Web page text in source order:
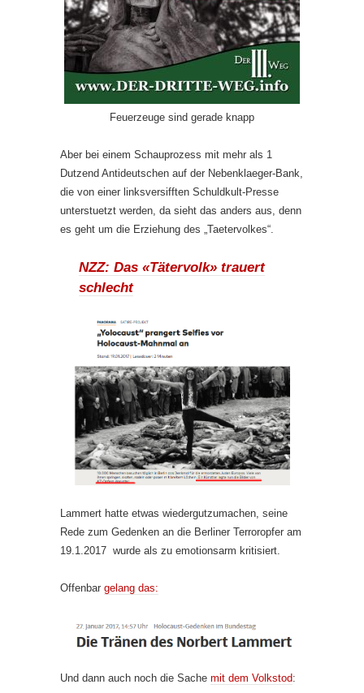
Feuerzeuge sind gerade knapp
Aber bei einem Schauprozess mit mehr als 1
Dutzend Antideutschen auf der Nebenklaeger-Bank,
die von einer linksversifften Schuldkult-Presse
unterstuetzt werden, da sieht das anders aus, denn
es geht um die Erziehung des „Taetervolkes“.
NZZ: Das «Tätervolk» trauert
schlecht
Lammert hatte etwas wiedergutzumachen, seine
Rede zum Gedenken an die Berliner Terroropfer am
19.1.2017 wurde als zu emotionsarm kritisiert.
Offenbar gelang das:
Und dann auch noch die Sache mit dem Volkstod: